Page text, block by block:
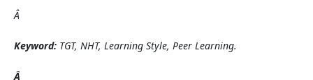
Â
Keyword:TGT, NHT, Learning Style, Peer Learning.
Â